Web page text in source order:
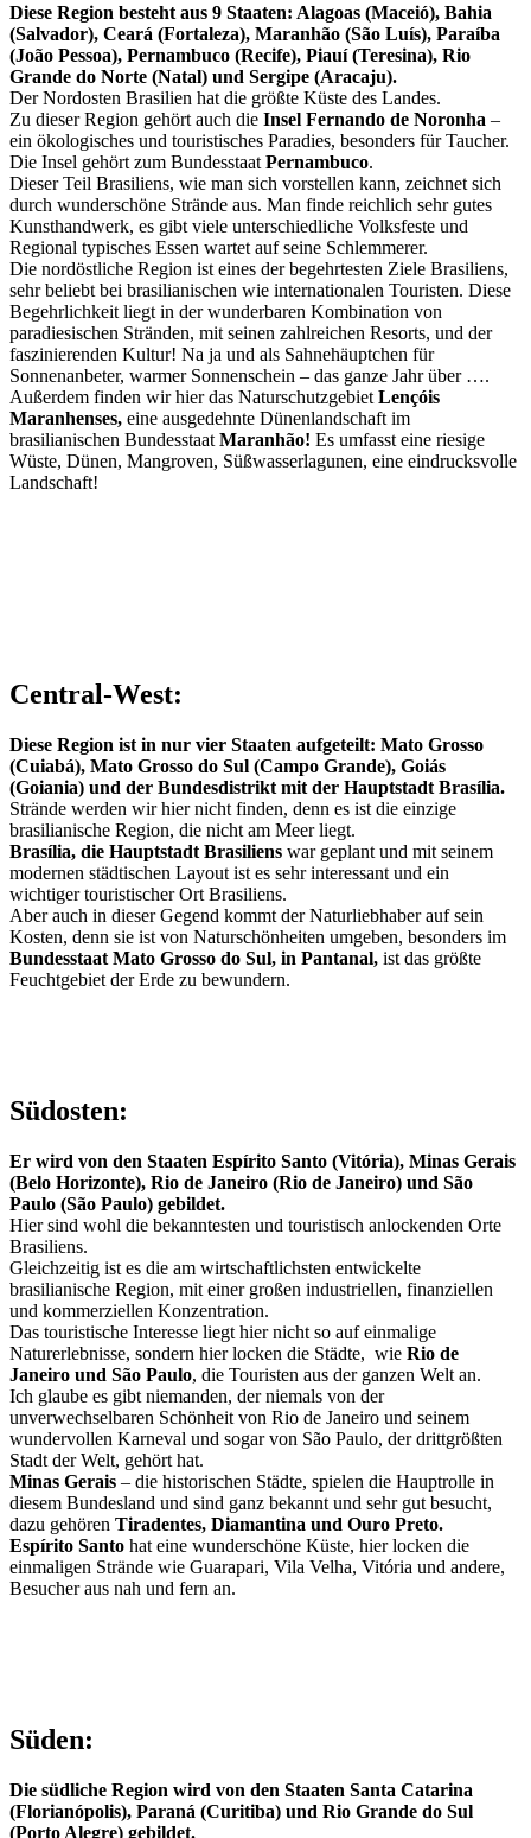
Diese Region besteht aus 9 Staaten: Alagoas (Maceió), Bahia
(Salvador), Ceará (Fortaleza), Maranhão (São Luís), Paraíba
(João Pessoa), Pernambuco (Recife), Piauí (Teresina), Rio
Grande do Norte (Natal) und Sergipe (Aracaju).
Der Nordosten Brasilien hat die größte Küste des Landes.
Zu dieser Region gehört auch die Insel Fernando de Noronha –
ein ökologisches und touristisches Paradies, besonders für Taucher.
Die Insel gehört zum Bundesstaat Pernambuco.
Dieser Teil Brasiliens, wie man sich vorstellen kann, zeichnet sich
durch wunderschöne Strände aus. Man finde reichlich sehr gutes
Kunsthandwerk, es gibt viele unterschiedliche Volksfeste und
Regional typisches Essen wartet auf seine Schlemmerer.
Die nordöstliche Region ist eines der begehrtesten Ziele Brasiliens,
sehr beliebt bei brasilianischen wie internationalen Touristen. Diese
Begehrlichkeit liegt in der wunderbaren Kombination von
paradiesischen Stränden, mit seinen zahlreichen Resorts, und der
faszinierenden Kultur! Na ja und als Sahnehäuptchen für
Sonnenanbeter, warmer Sonnenschein – das ganze Jahr über ….
Außerdem finden wir hier das Naturschutzgebiet Lençóis
Maranhenses, eine ausgedehnte Dünenlandschaft im
brasilianischen Bundesstaat Maranhão! Es umfasst eine riesige
Wüste, Dünen, Mangroven, Süßwasserlagunen, eine eindrucksvolle
Landschaft!
Central-West:
Diese Region ist in nur vier Staaten aufgeteilt: Mato Grosso
(Cuiabá), Mato Grosso do Sul (Campo Grande), Goiás
(Goiania) und der Bundesdistrikt mit der Hauptstadt Brasília.
Strände werden wir hier nicht finden, denn es ist die einzige
brasilianische Region, die nicht am Meer liegt.
Brasília, die Hauptstadt Brasiliens war geplant und mit seinem
modernen städtischen Layout ist es sehr interessant und ein
wichtiger touristischer Ort Brasiliens.
Aber auch in dieser Gegend kommt der Naturliebhaber auf sein
Kosten, denn sie ist von Naturschönheiten umgeben, besonders im
Bundesstaat Mato Grosso do Sul, in Pantanal, ist das größte
Feuchtgebiet der Erde zu bewundern.
Südosten:
Er wird von den Staaten Espírito Santo (Vitória), Minas Gerais
(Belo Horizonte), Rio de Janeiro (Rio de Janeiro) und São
Paulo (São Paulo) gebildet.
Hier sind wohl die bekanntesten und touristisch anlockenden Orte
Brasiliens.
Gleichzeitig ist es die am wirtschaftlichsten entwickelte
brasilianische Region, mit einer großen industriellen, finanziellen
und kommerziellen Konzentration.
Das touristische Interesse liegt hier nicht so auf einmalige
Naturerlebnisse, sondern hier locken die Städte, wie Rio de
Janeiro und São Paulo, die Touristen aus der ganzen Welt an.
Ich glaube es gibt niemanden, der niemals von der
unverwechselbaren Schönheit von Rio de Janeiro und seinem
wundervollen Karneval und sogar von São Paulo, der drittgrößten
Stadt der Welt, gehört hat.
Minas Gerais – die historischen Städte, spielen die Hauptrolle in
diesem Bundesland und sind ganz bekannt und sehr gut besucht,
dazu gehören Tiradentes, Diamantina und Ouro Preto.
Espírito Santo hat eine wunderschöne Küste, hier locken die
einmaligen Strände wie Guarapari, Vila Velha, Vitória und andere,
Besucher aus nah und fern an.
Süden:
Die südliche Region wird von den Staaten Santa Catarina
(Florianópolis), Paraná (Curitiba) und Rio Grande do Sul
(Porto Alegre) gebildet.